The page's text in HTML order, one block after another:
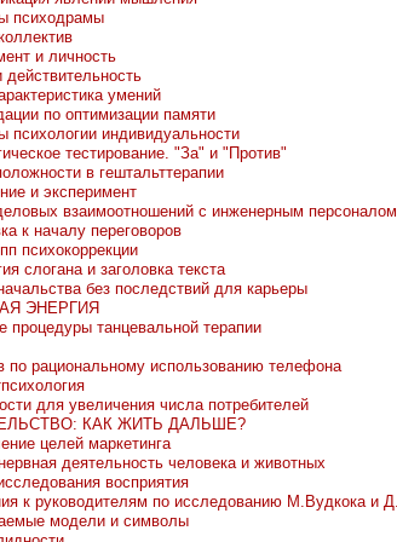
психодрамы
и личность
умений
по оптимизации памяти
психологии индивидуальности
тестирование. "За" и "Против"
в гештальттерапии
и эксперимент
взаимоотношений с инженерным персоналом
к началу переговоров
психокоррекции
слогана и заголовка текста
без последствий для карьеры
ЭНЕРГИЯ
процедуры танцевальной терапии
по рациональному использованию телефона
для увеличения числа потребителей
КАК ЖИТЬ ДАЛЬШЕ?
целей маркетинга
деятельность человека и животных
восприятия
к руководителям по исследованию М.Вудкока и
модели и символы